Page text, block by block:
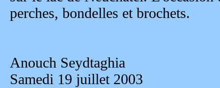
perches, bondelles et brochets.
Anouch Seydtaghia
Samedi 19 juillet 2003